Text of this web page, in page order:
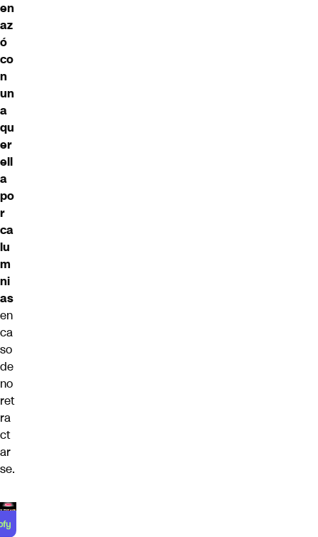
en
az
ó
co
n
un
a
qu
er
ell
a
po
r
ca
lu
m
ni
as
en
ca
so
de
no
ret
ra
ct
ar
se.